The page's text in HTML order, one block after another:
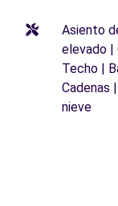
Asiento
elevado |
Techo |
Cadenas
nieve